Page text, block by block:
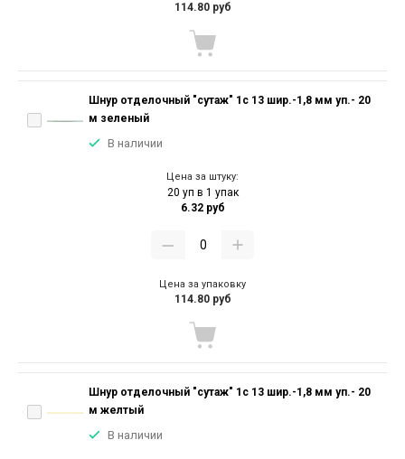
114.80 руб
Шнур отделочный "сутаж" 1с 13 шир.-1,8 мм уп.- 20
м зеленый
В наличии
Цена за штуку:
20 уп в 1 упак
6.32 руб
Цена за упаковку
114.80 руб
Шнур отделочный "сутаж" 1с 13 шир.-1,8 мм уп.- 20
м желтый
В наличии